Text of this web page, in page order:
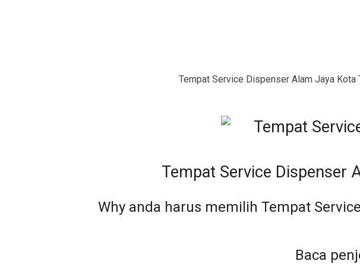
Tempat Service Dispenser Alam Jaya Kota
Tempat Service Dispenser
Why anda harus memilih Tempat
Baca